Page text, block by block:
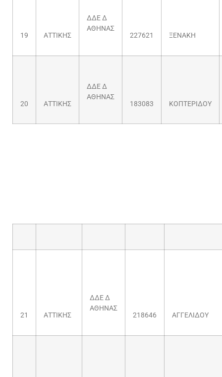
19 ΑΤΤΙΚΗΣ
ΔΔΕ Δ
ΑΘΗΝΑΣ
227621
ΞΕΝΑΚΗ
20 ΑΤΤΙΚΗΣ
ΔΔΕ Δ
ΑΘΗΝΑΣ
183083
ΚΟΠΤΕΡΙΔΟΥ
21 ΑΤΤΙΚΗΣ
ΔΔΕ Δ
ΑΘΗΝΑΣ
218646
ΑΓΓΕΛΙΔΟΥ